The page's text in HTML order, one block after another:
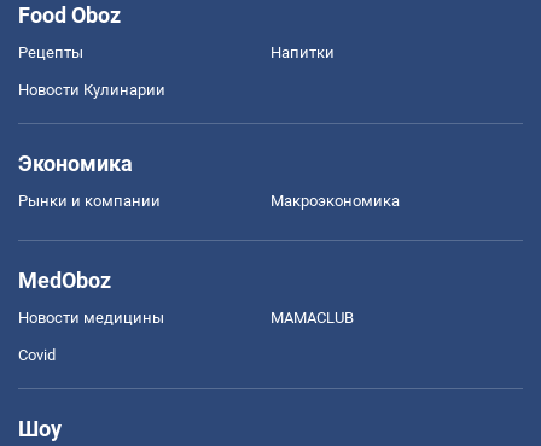
Food Oboz
Рецепты Напитки
Новости Кулинарии
Экономика
Рынки и компании Mакроэкономика
MedOboz
Новости медицины MAMACLUB
Covid
Шоу